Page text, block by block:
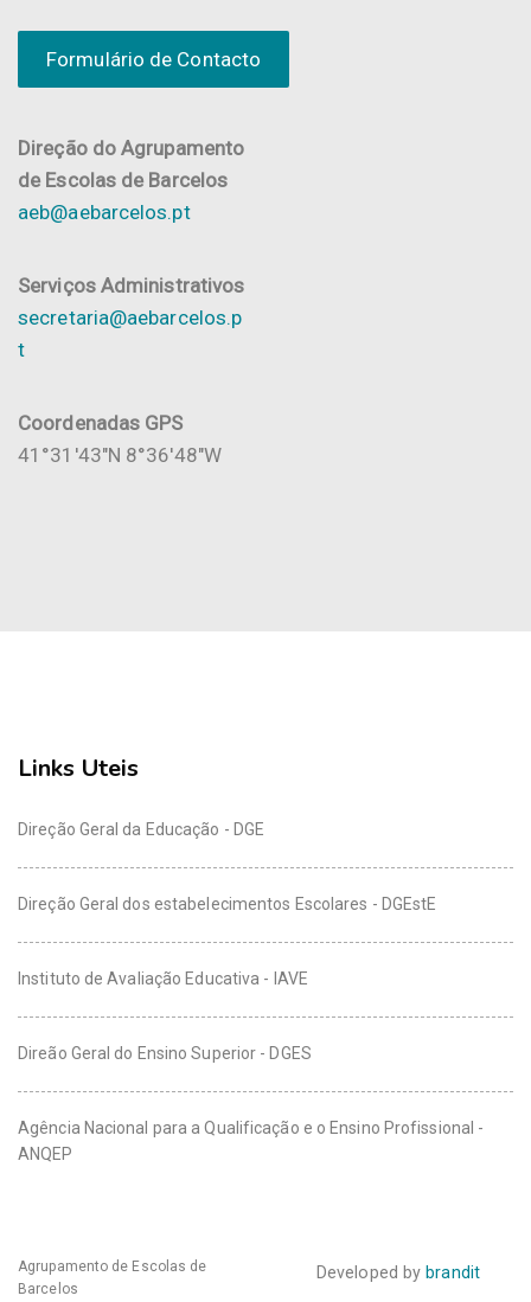
Formulário de Contacto
Direção do Agrupamento
de Escolas de Barcelos
aeb@aebarcelos.pt
Serviços Administrativos
secretaria@aebarcelos.p
t
Coordenadas GPS
41°31'43"N 8°36'48"W
Links Uteis
Direção Geral da Educação - DGE
Direção Geral dos estabelecimentos Escolares - DGEstE
Instituto de Avaliação Educativa - IAVE
Direão Geral do Ensino Superior - DGES
Agência Nacional para a Qualificação e o Ensino Profissional -
ANQEP
Agrupamento de Escolas de
Barcelos
Developed by brandit